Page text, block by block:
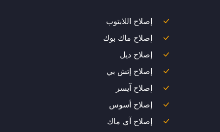
إصلاح اللابتوب
إصلاح ماك بوك
إصلاح ديل
إصلاح إتش بي
إصلاح آيسر
إصلاح أسوس
إصلاح آي ماك